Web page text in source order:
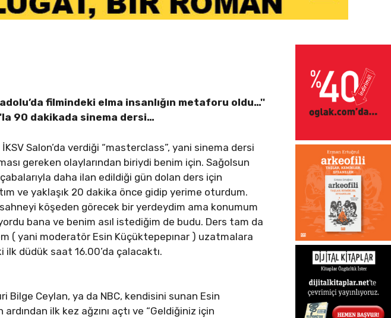
filmindeki elma insanlığın metaforu oldu…''
90 dakikada sinema dersi…
İKSV Salon’da verdiği “masterclass”, yani sinema dersi
gereken olaylarından biriydi benim için. Sağolsun
daha ilan edildiği gün dolan ders için
ve yaklaşık 20 dakika önce gidip yerime oturdum.
köşeden görecek bir yerdeydim ama konumum
bana ve benim asıl istediğim de budu. Ders tam da
( yani moderatör Esin Küçüktepepınar ) uzatmalara
düdük saat 16.00’da çalacaktı.
Bilge Ceylan, ya da NBC, kendisini sunan Esin
ilk kez ağzını açtı ve “Geldiğiniz için